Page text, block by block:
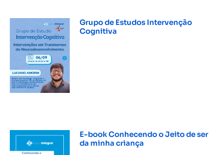
Grupo de Estudos Intervenção
Cognitiva
E-book Conhecendo o Jeito de ser
da minha criança